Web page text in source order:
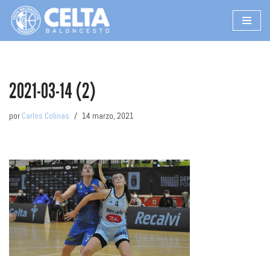
Saltar
2021-03-14 (2)
por Carlos Colinas 14 marzo, 2021